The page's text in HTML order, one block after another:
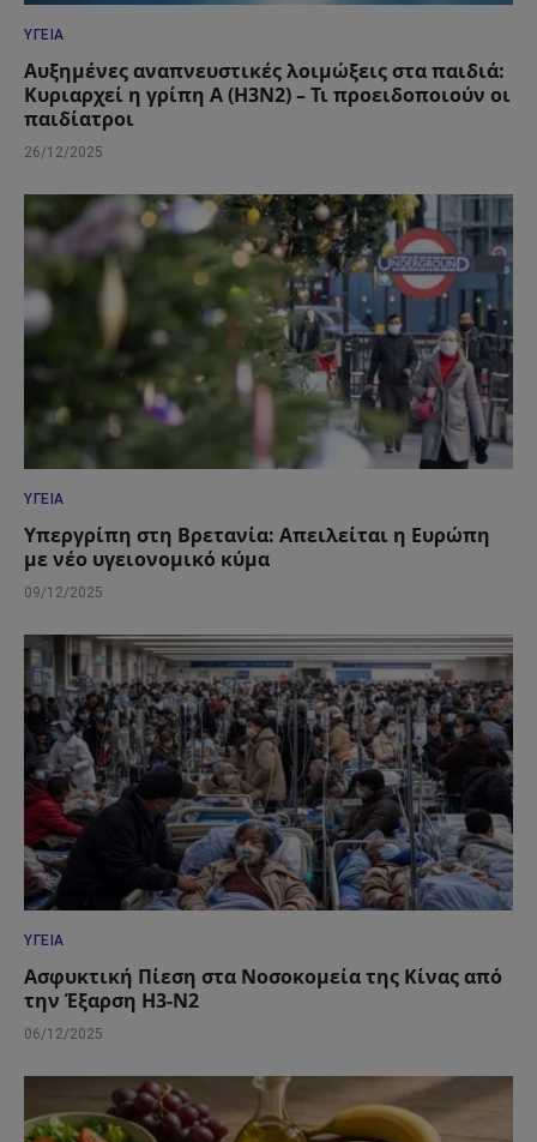
ΥΓΕΊΑ
Αυξημένες αναπνευστικές λοιμώξεις στα παιδιά:
Κυριαρχεί η γρίπη Α (Η3Ν2) – Τι προειδοποιούν οι
παιδίατροι
26/12/2025
ΥΓΕΊΑ
Υπεργρίπη στη Βρετανία: Απειλείται η Ευρώπη
με νέο υγειονομικό κύμα
09/12/2025
ΥΓΕΊΑ
Ασφυκτική Πίεση στα Νοσοκομεία της Κίνας από
την Έξαρση H3-N2
06/12/2025